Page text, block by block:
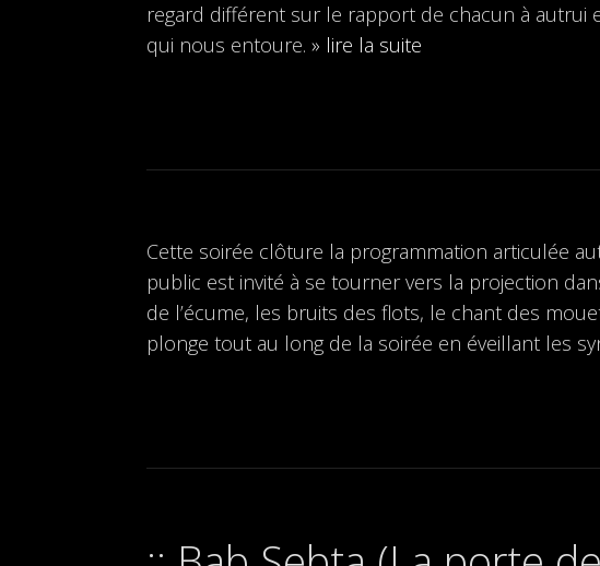
regard différent sur le rapport de chacun à autrui
qui nous entoure.» lire la suite
Cette soirée clôture la programmation articulée
public est invité à se tourner vers la projection
de l’écume, les bruits des flots, le chant des
plonge tout au long de la soirée en éveillant les